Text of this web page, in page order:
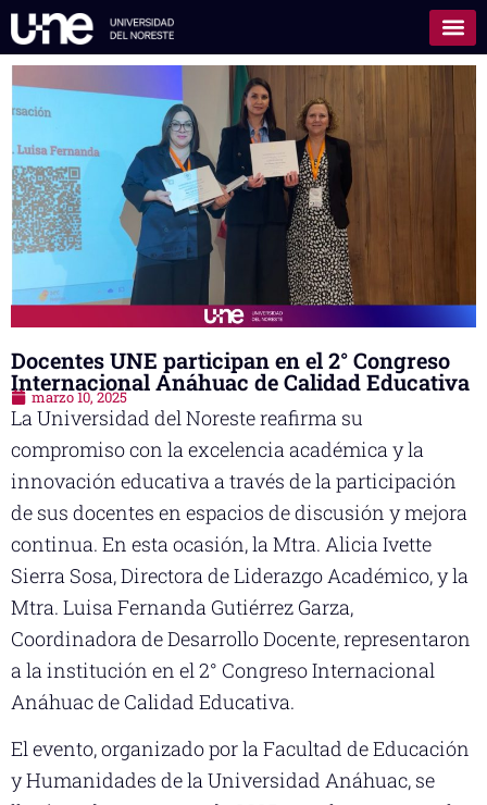
Docentes UNE participan en el 2° Congreso
Internacional Anáhuac de Calidad Educativa
marzo 10, 2025
La Universidad del Noreste reafirma su
compromiso con la excelencia académica y la
innovación educativa a través de la participación
de sus docentes en espacios de discusión y mejora
continua. En esta ocasión, la Mtra. Alicia Ivette
Sierra Sosa, Directora de Liderazgo Académico, y la
Mtra. Luisa Fernanda Gutiérrez Garza,
Coordinadora de Desarrollo Docente, representaron
a la institución en el 2° Congreso Internacional
Anáhuac de Calidad Educativa.
El evento, organizado por la Facultad de Educación
y Humanidades de la Universidad Anáhuac, se